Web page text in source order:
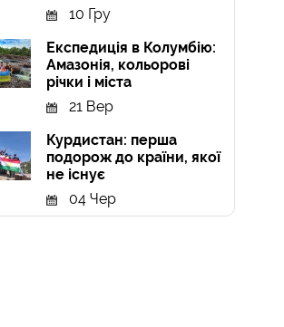
10 Гру
Експедиція в Колумбію:
Амазонія, кольорові
річки і міста
21 Вер
Курдистан: перша
подорож до країни, якої
не існує
04 Чер